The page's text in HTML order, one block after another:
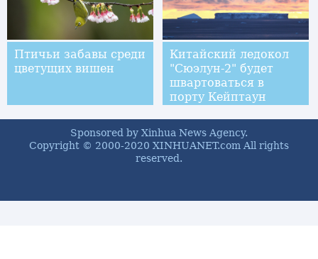
Птичьи забавы среди
цветущих вишен
Китайский ледокол
"Сюэлун-2" будет
швартоваться в
порту Кейптаун
Sponsored by Xinhua News Agency.
Copyright © 2000-2020 XINHUANET.com All rights
reserved.